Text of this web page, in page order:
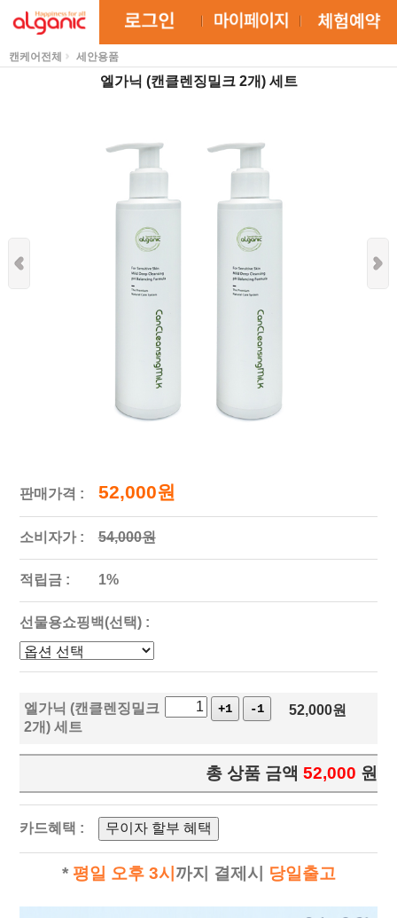
캔케어전체 세안용품
엘가닉 (캔클렌징밀크 2개) 세트
판매가격 : 52,000원
소비자가 : 54,000원
적립금 : 1%
선물용쇼핑백(선택) :
엘가닉 (캔클렌징밀크
2개) 세트
+1 -1 52,000원
총 상품 금액 52,000 원
카드혜택 : 무이자 할부 혜택
* 평일 오후 3시 까지 결제시 당일출고